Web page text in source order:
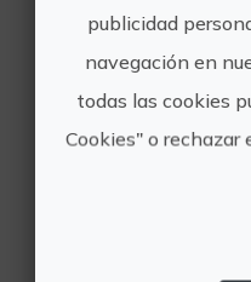
publicidad
navegación en
todas las cookies
Cookies" o